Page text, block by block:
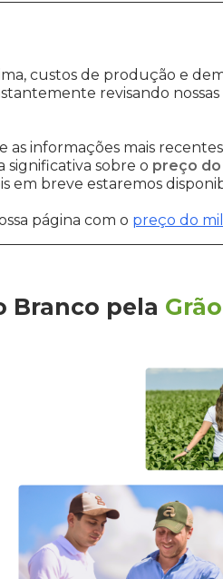
custos de produção e
revisando
informações mais
significativa sobre o preço
breve estaremos
página com o preço do
Branco pela